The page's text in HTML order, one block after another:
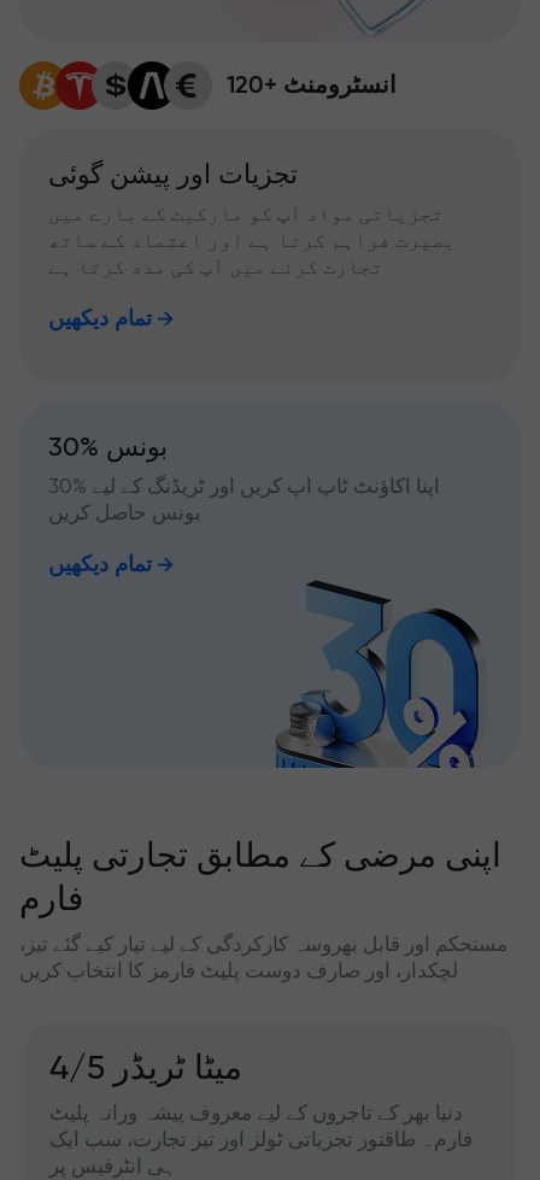
120+ انسٹرومنٹ
تجزیات اور پیشن گوئی
تجزیاتی مواد آپ کو مارکیٹ کے بارے میں
بصیرت فراہم کرتا ہے اور اعتماد کے ساتھ
تجارت کرنے میں آپ کی مدد کرتا ہے
تمام دیکھیں
30% بونس
اپنا اکاؤنٹ ٹاپ اپ کریں اور ٹریڈنگ کے لیے %30
بونس حاصل کریں
تمام دیکھیں
اپنی مرضی کے مطابق تجارتی پلیٹ
فارم
مستحکم اور قابل بھروسہ کارکردگی کے لیے تیار کیے گئے تیز،
لچکدار، اور صارف دوست پلیٹ فارمز کا انتخاب کریں
میٹا ٹریڈر 4/5
دنیا بھر کے تاجروں کے لیے معروف پیشہ ورانہ پلیٹ
فارم۔ طاقتور تجزیاتی ٹولز اور تیز تجارت، سب ایک
ہی انٹرفیس پر